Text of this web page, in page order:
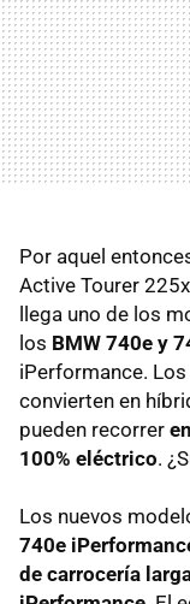
Por aquel
Active Tourer
llega uno de los
los BMW 740e y
iPerformance.
convierten en
pueden recorrer
100% eléctrico.
Los nuevos
740e
de carrocería